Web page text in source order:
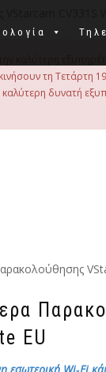
τη
δυνατή
EU
εσωτερική Wi‑Fi